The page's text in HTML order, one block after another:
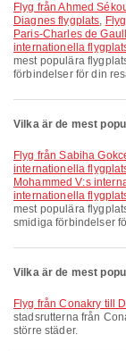
Flyg från Ahmed Sékou Touré internationella flygplats till Dakar Blaise
Diagnes flygplats,
Paris-Charles de
internationella
mest populära
förbindelser för din
Vilka är de mest
Flyg från Sabiha Gokcen internationella flygplats till Mohammed V:s
internationella
Mohammed V:s
internationella
mest populära
smidiga förbindelser
Vilka är de mest
flyg från Conakry till
stadsrutterna från
större städer.